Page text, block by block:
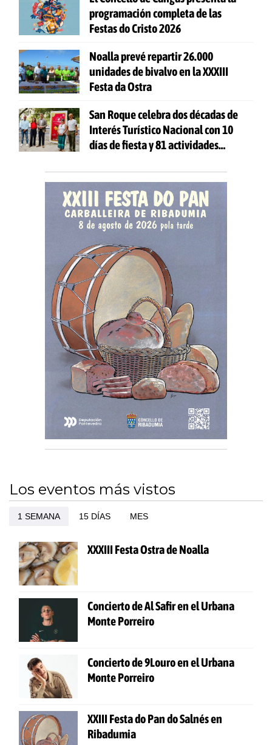
programación completa de las
Festas do Cristo 2026
Noalla prevé repartir 26.000
unidades de bivalvo en la XXXIII
Festa da Ostra
San Roque celebra dos décadas de
Interés Turístico Nacional con 10
días de fiesta y 81 actividades
Los eventos más vistos
1 SEMANA 15 DÍAS MES
XXXIII Festa Ostra de Noalla
Concierto de Al Safir en el Urbana
Monte Porreiro
Concierto de 9Louro en el Urbana
Monte Porreiro
XXIII Festa do Pan do Salnés en
Ribadumia